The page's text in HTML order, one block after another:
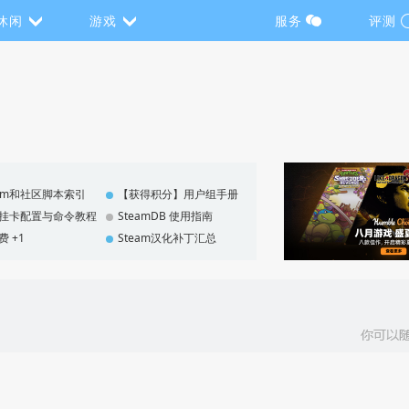
闲 游戏 服务 评测
和社区脚本索引
【获得积分】用户组手册
卡配置与命令教程
SteamDB 使用指南
+1
Steam汉化补丁汇总